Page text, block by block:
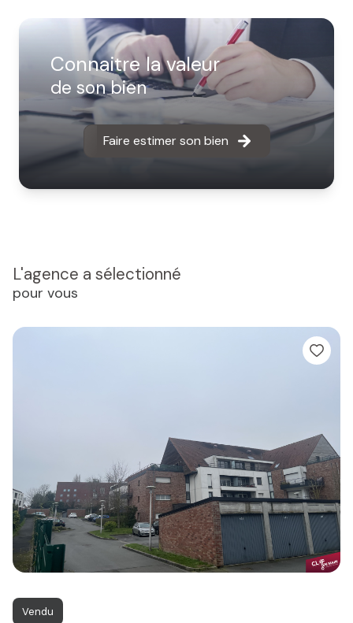
Connaitre la valeur
de son bien
Faire estimer son bien
L'agence a sélectionné
pour vous
Vendu